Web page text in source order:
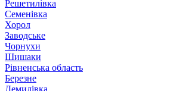
Решетилівка
Семенівка
Хорол
Заводське
Чорнухи
Шишаки
Рівненська область
Березне
Демидівка